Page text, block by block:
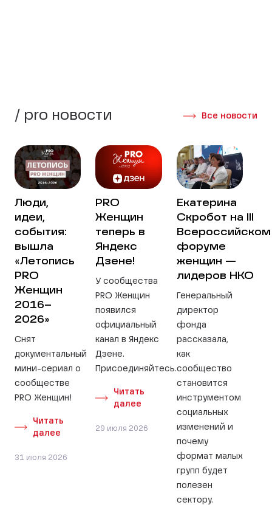
/ pro новости Все новости
Люди,
идеи,
события:
вышла
«Летопись
PRO
Женщин
2016–
2026»
Снят
документальный
мини-сериал о
сообществе
PRO Женщин!
Читать
далее
31 июля 2026
PRO
Женщин
теперь в
Яндекс
Дзене!
У сообщества
PRO Женщин
появился
официальный
канал в Яндекс
Дзене.
Присоединяйтесь.
Читать
далее
29 июля 2026
Екатерина
Скробот на III
Всероссийском
форуме
женщин —
лидеров НКО
Генеральный
директор
фонда
рассказала,
как
сообщество
становится
инструментом
социальных
изменений и
почему
формат малых
групп будет
полезен
сектору.